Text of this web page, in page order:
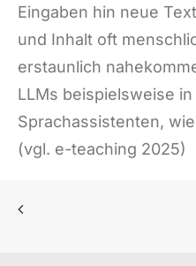
Eingaben hin neue
und Inhalt oft
erstaunlich
LLMs beispielsweise
Sprachassistenten, wie
(vgl. e-teaching 2025)